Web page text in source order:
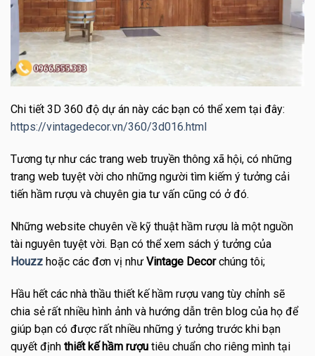
Chi tiết 3D 360 độ dự án này các bạn có thể xem tại đây:
https://vintagedecor.vn/360/3d016.html
Tương tự như các trang web truyền thông xã hội, có những
trang web tuyệt vời cho những người tìm kiếm ý tưởng cải
tiến hầm rượu và chuyên gia tư vấn cũng có ở đó.
Những website chuyên về kỹ thuật hầm rượu là một nguồn
tài nguyên tuyệt vời. Bạn có thể xem sách ý tưởng của
Houzz hoặc các đơn vị như Vintage Decorchúng tôi;
Hầu hết các nhà thầu thiết kế hầm rượu vang tùy chỉnh sẽ
chia sẻ rất nhiều hình ảnh và hướng dẫn trên blog của họ để
giúp bạn có được rất nhiều những ý tưởng trước khi bạn
quyết định thiết kế hầm rượu tiêu chuẩn cho riêng mình tại